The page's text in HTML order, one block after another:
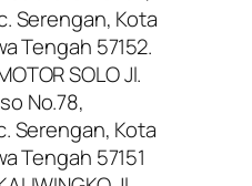
Serengan, Kota
Tengah 57152.
SOLO Jl.
No.78,
Serengan, Kota
Tengah 57151